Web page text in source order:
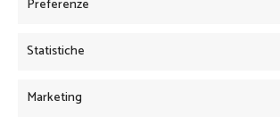
Preferenze
Statistiche
Marketing